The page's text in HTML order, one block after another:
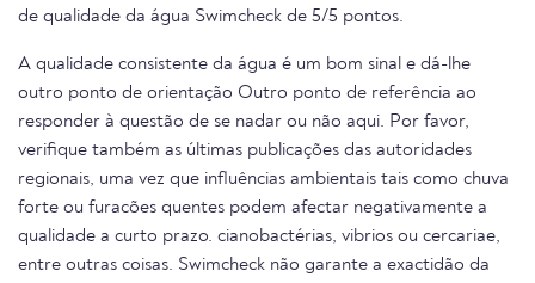
de qualidade da água Swimcheck de 5/5 pontos.
A qualidade consistente da água é um bom sinal e dá-lhe
outro ponto de orientação Outro ponto de referência ao
responder à questão de se nadar ou não aqui. Por favor,
verifique também as últimas publicações das autoridades
regionais, uma vez que influências ambientais tais como chuva
forte ou furacões quentes podem afectar negativamente a
qualidade a curto prazo. cianobactérias, vibrios ou cercariae,
entre outras coisas. Swimcheck não garante a exactidão da